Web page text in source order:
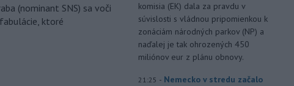
(nominant SNS) sa voči
ktoré
komisia (EK) dala za pravdu v
súvislosti s vládnou pripomienkou k
zonáciám národných parkov (NP) a
naďalej je tak ohrozených 450
miliónov eur z plánu obnovy.
21:25 - Nemecko v stredu začalo